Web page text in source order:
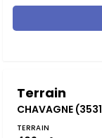
Terrain
CHAVAGNE
TERRAIN